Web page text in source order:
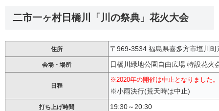
二市一ヶ村日橋川「川の祭典」花火大会
住所 〒969-3534 福島県喜多方市塩川町
会場・場所 日橋川緑地公園自由広場 特設花火
日程
※2020年の開催は中止となりました。
※小雨決行(荒天時は中止)
打ち上げ時間 19:30～20:30